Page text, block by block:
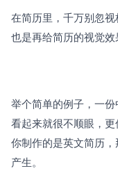
在简历里，千万别忽
也是再给简历的视觉效
举个简单的例子，一
看起来就很不顺眼，
你制作的是英文简历
产生。